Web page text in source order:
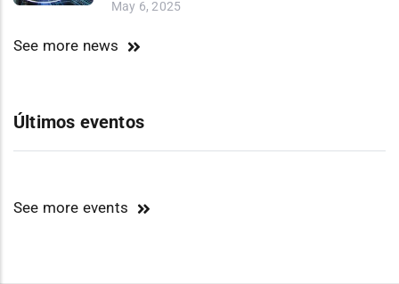
May 6, 2025
See more news
Últimos eventos
See more events